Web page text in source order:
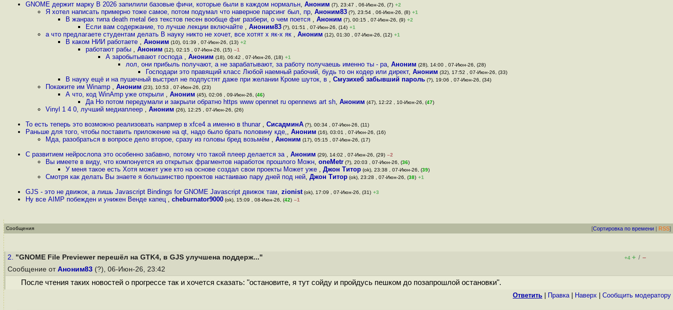
GNOME держит марку В 2026 запилили базовые фичи, которые были в каждом нормальн, Аноним (7), 23:47 , 06-Июн-26, (7) +2
Я хотел написать примерно тоже самое, потом подумал что наверное парсинг был, пр, Аноним83 (?), 23:54 , 06-Июн-26, (8) +1
В жанрах типа death metal без текстов песен вообще фиг разбери, о чем поется , Аноним (7), 00:15 , 07-Июн-26, (9) +2
Если вам содержание, то лучше лекции включайте , Аноним83 (?), 01:51 , 07-Июн-26, (14) +1
а что предлагаете студентам делать В науку никто не хочет, все хотят х як-х як , Аноним (12), 01:30 , 07-Июн-26, (12) +1
В каком НИИ работаете , Аноним (10), 01:39 , 07-Июн-26, (13) +2
работают рабы , Аноним (12), 02:15 , 07-Июн-26, (15) –1
А заробытывают господа , Аноним (18), 06:42 , 07-Июн-26, (18) +1
лол, они прибыль получают, а не зарабатывают, за работу получаешь именно ты - ра, Аноним (28), 14:00 , 07-Июн-26, (28)
Господари это правящий класс Любой наемный рабочий, будь то он кодер или директ, Аноним (32), 17:52 , 07-Июн-26, (33)
В науку ещё и на пушечный выстрел не подпустят даже при желании Кроме шуток, в , Смузихеб забывший пароль (?), 19:06 , 07-Июн-26, (34)
Покажите им Winamp , Аноним (23), 10:53 , 07-Июн-26, (23)
А что, код WinAmp уже открыли , Аноним (45), 02:06 , 09-Июн-26, (46)
Да Но потом передумали и закрыли обратно https www opennet ru opennews art sh, Аноним (47), 12:22 , 10-Июн-26, (47)
Vinyl 1 4 0, лучший медиаплеер , Аноним (26), 12:25 , 07-Июн-26, (26)
То есть теперь это возможно реализовать напрмер в xfce4 а именно в thunar , СисадминА (?), 00:34 , 07-Июн-26, (11)
Раньше для того, чтобы поставить приложение на qt, надо было брать половину кде,, Аноним (16), 03:01 , 07-Июн-26, (16)
Мда, разобраться в вопросе дело второе, сразу из головы бред возьмём , Аноним (17), 05:15 , 07-Июн-26, (17)
С развитием нейрослопа это особенно забавно, потому что такой плеер делается за , Аноним (29), 14:02 , 07-Июн-26, (29) –2
Вы имеете в виду, что компонуется из открытых фрагментов наработок прошлого Можн, oneMetr (?), 20:03 , 07-Июн-26, (36)
У меня такое есть Хотя может уже кто на основе создал свои проекты Может уже , Джон Титор (ok), 23:38 , 07-Июн-26, (39)
Смотря как делать Вы знаете я большинство проектов настаиваю пару дней под ней, Джон Титор (ok), 23:28 , 07-Июн-26, (38) +1
GJS - это не движок, а лишь Javascript Bindings for GNOME Javascript движок там, zionist (ok), 17:09 , 07-Июн-26, (31) +3
Ну все AIMP побежден и унижен Венде капец , cheburnator9000 (ok), 15:09 , 08-Июн-26, (42) –1
Сообщения [Сортировка по времени | RSS]
2. "GNOME File Previewer перешёл на GTK4, в GJS улучшена поддерж..." +4 + / –
Сообщение от Аноним83 (?), 06-Июн-26, 23:42
После чтения таких новостей о прогрессе так и хочется сказать: "остановите, я тут сойду и пройдусь пешком до позапрошлой остановки".
Ответить Правка| Наверх Cообщить модератору